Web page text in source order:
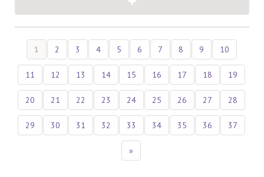
1 2 3 4 5 6 7 8 9 10
11 12 13 14 15 16 17 18 19
20 21 22 23 24 25 26 27 28
29 30 31 32 33 34 35 36 37
»